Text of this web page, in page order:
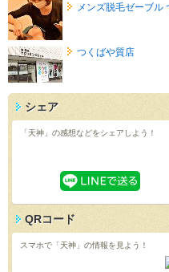
メンズ脱毛ゼーブル
つくばや質店
シェア
「天神」の感想などをシェアしよう！
QRコード
スマホで「天神」の情報を見よう！